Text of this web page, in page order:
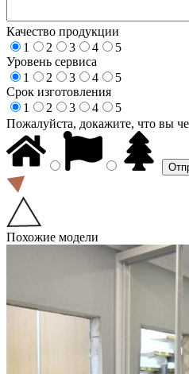
Качество продукции
1
2 3 4
5
Уровень сервиса
1
2 3 4
5
Срок изготовления
1
2 3 4
5
Пожалуйста, докажите, что вы
Похожие модели